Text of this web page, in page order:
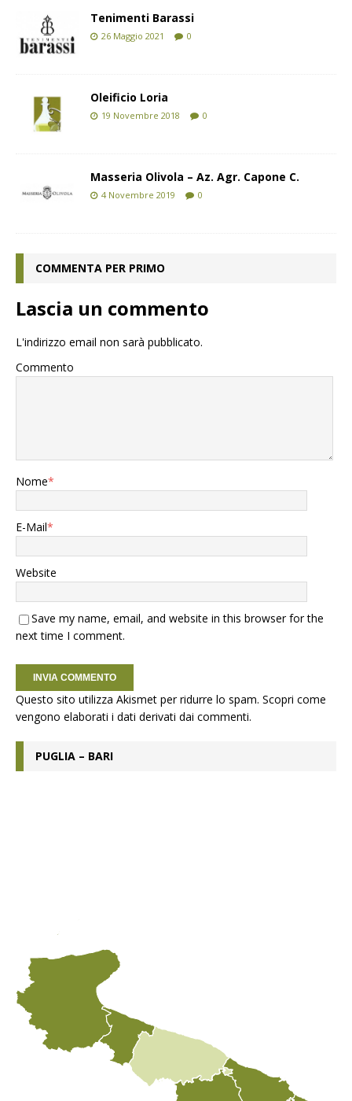
Tenimenti Barassi
26 Maggio 2021 0
Oleificio Loria
19 Novembre 2018 0
Masseria Olivola – Az. Agr. Capone C.
4 Novembre 2019 0
COMMENTA PER PRIMO
Lascia un commento
L'indirizzo email non sarà pubblicato.
Commento
Nome*
E-Mail*
Website
Save my name, email, and website in this browser for the
next time I comment.
Questo sito utilizza Akismet per ridurre lo spam. Scopri come
vengono elaborati i dati derivati dai commenti.
PUGLIA – BARI